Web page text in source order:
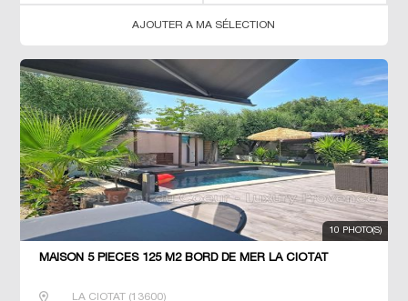
AJOUTER A MA SÉLECTION
10 PHOTO(S)
MAISON 5 PIECES 125 M2 BORD DE MER LA CIOTAT
LA CIOTAT (13600)